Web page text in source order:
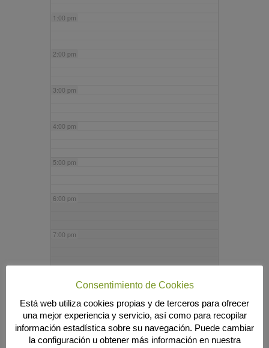
1:00 pm
2:00 pm
3:00 pm
4:00 pm
5:00 pm
6:00 pm
7:00 pm
9:00 pm
10:00 pm
Consentimiento de Cookies
Está web utiliza cookies propias y de terceros para ofrecer
una mejor experiencia y servicio, así como para recopilar
información estadística sobre su navegación. Puede cambiar
la configuración u obtener más información en nuestra